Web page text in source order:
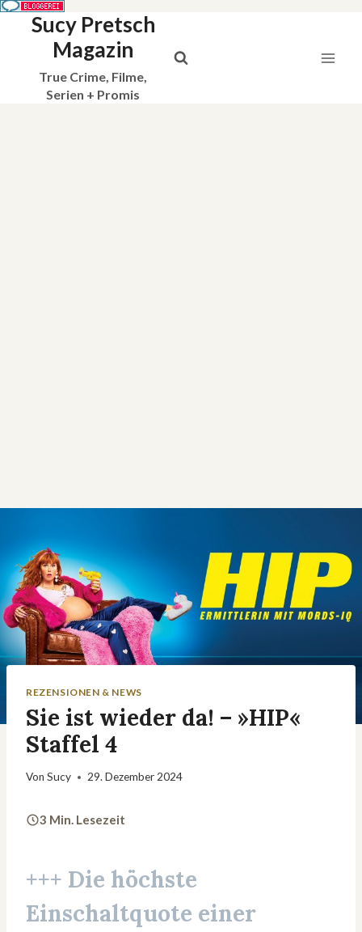
Sucy Pretsch
Magazin
True Crime, Filme,
Serien + Promis
REZENSIONEN & NEWS
Sie ist wieder da! – »HIP«
Staffel 4
Von Sucy 29. Dezember 2024
3 Min. Lesezeit
+++ Die höchste
Einschaltquote einer